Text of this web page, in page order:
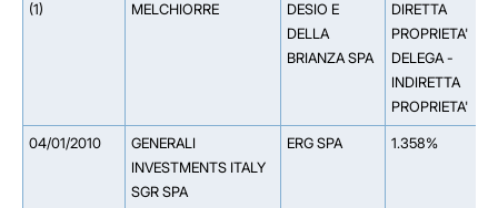
(1)
MELCHIORRE
DESIO E
DELLA
BRIANZA SPA
DIRETTA
PROPRIETA'
DELEGA -
INDIRETTA
PROPRIETA'
04/01/2010
GENERALI
INVESTMENTS ITALY
SGR SPA
ERG SPA 1.358%